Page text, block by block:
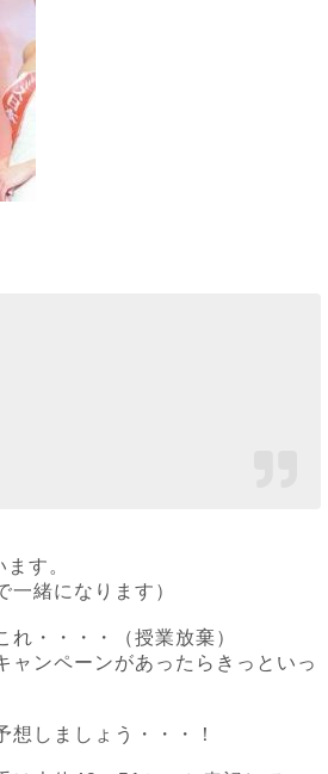
す。
一緒になります）
・・・・（授業放棄）
ャンペーンがあったらきっといっ
しましょう・・・！